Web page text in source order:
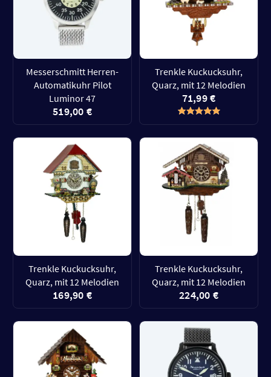
Messerschmitt Herren-
Automatikuhr Pilot
Luminor 47
519,00 €
Trenkle Kuckucksuhr,
Quarz, mit 12 Melodien
71,99 €
Trenkle Kuckucksuhr,
Quarz, mit 12 Melodien
169,90 €
Trenkle Kuckucksuhr,
Quarz, mit 12 Melodien
224,00 €